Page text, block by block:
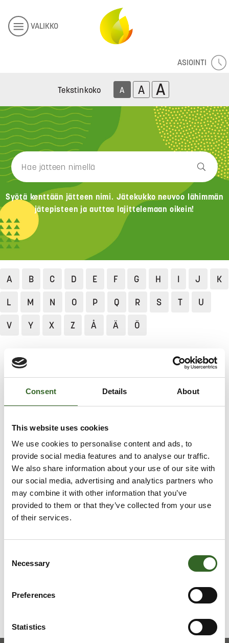
Consent Details About
This website uses cookies
We use cookies to personalise content and ads, to
provide social media features and to analyse our traffic.
We also share information about your use of our site with
our social media, advertising and analytics partners who
may combine it with other information that you’ve
provided to them or that they’ve collected from your use
of their services.
Selection
Necessary
Preferences
Statistics
VALIKKO
ASIOINTI
Tekstinkoko A A A
Syötä kenttään jätteen nimi. Jätekukko neuvoo lähimmän
jätepisteen ja auttaa lajittelemaan oikein!
A B C D E F G H I J
K
L
M N O P Q R S T
U
V
Y X Z Å Ä Ö
Lajittelun ABC
HIEKOITUSMURSKE
Hyödynnä hiekoitusmurske omalla pihalla. Jos tämä ei
ole mahdollista, lajitteluasemat vastaanottavat
hiekoitusmursketta.
Ethän laita hiekoitusmursketta kiinteistön jäteastiaan.
LAJITTELUOHJEET
Tarkista jätelajikohtaiset